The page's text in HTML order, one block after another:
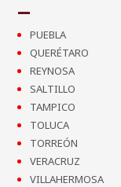
PUEBLA
QUERÉTARO
REYNOSA
SALTILLO
TAMPICO
TOLUCA
TORREÓN
VERACRUZ
VILLAHERMOSA